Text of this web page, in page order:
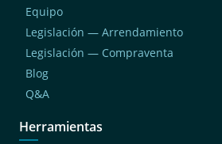
Equipo
Legislación — Arrendamiento
Legislación — Compraventa
Blog
Q&A
Herramientas